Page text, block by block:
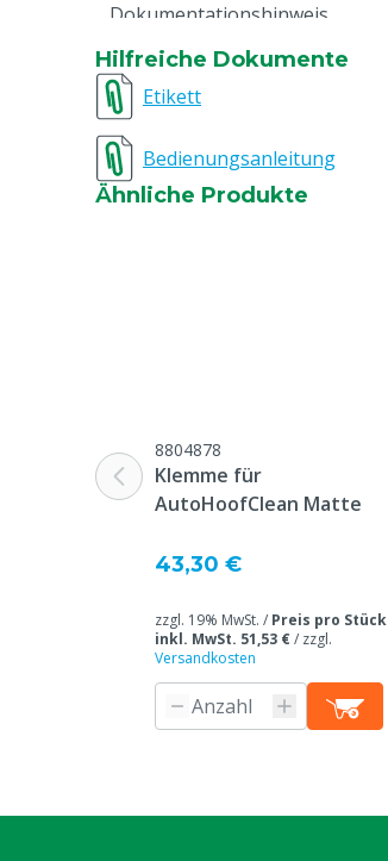
Dokumentationshinweis
Abschnitt / Bereich
Tierarten
Hilfreiche Dokumente
Etikett
Bedienungsanleitung
Ähnliche Produkte
8804878
Klemme für
AutoHoofClean Matte
43,30 €
zzgl. 19% MwSt. / Preis pro Stück
inkl. MwSt. 51,53 €/ zzgl.
Versandkosten